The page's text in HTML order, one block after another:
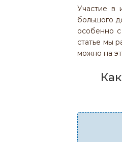
Участие в
большого
особенно
статье мы
можно на